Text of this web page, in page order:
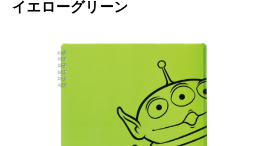
イエローグリーン
スイング・ロジカルWリングノ−ト・PP表紙・ディ